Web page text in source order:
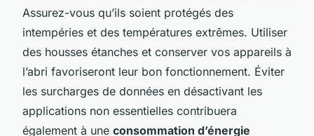
Assurez-vous qu’ils soient protégés des
intempéries et des températures extrêmes. Utiliser
des housses étanches et conserver vos appareils à
l’abri favoriseront leur bon fonctionnement. Éviter
les surcharges de données en désactivant les
applications non essentielles contribuera
également à une consommation d’énergie